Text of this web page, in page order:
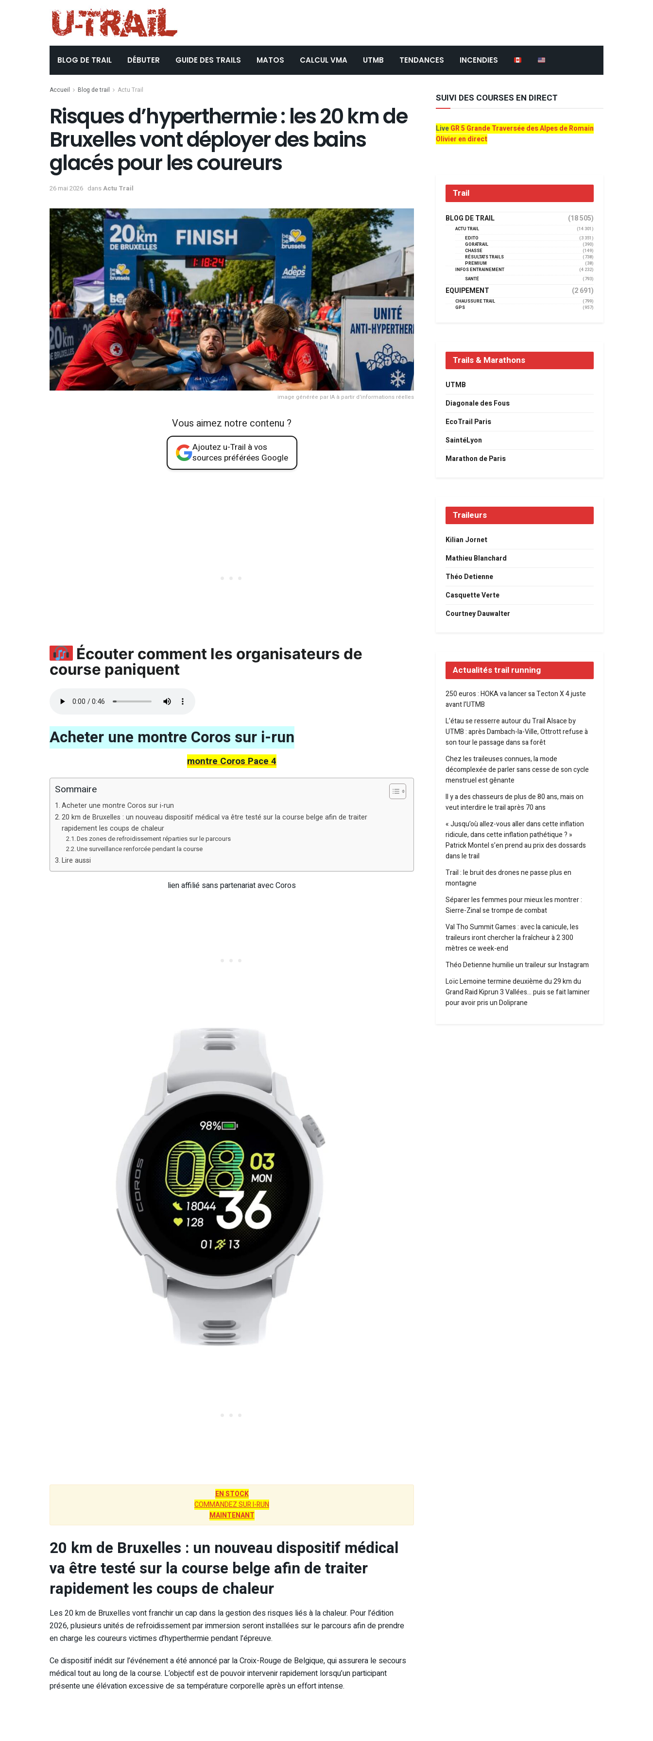
BLOG DE TRAIL DÉBUTER GUIDE DES TRAILS MATOS CALCUL VMA UTMB TENDANCES INCENDIES
Accueil Blog de trail Actu Trail
Risques d’hyperthermie : les 20 km de
Bruxelles vont déployer des bains
glacés pour les coureurs
26 mai 2026 dansActu Trail
image générée par IA à partir d'informations réelles
Vous aimez notre contenu ?
Ajoutez u-Trail à vos
sources préférées Google
Écouter comment les organisateurs de
course paniquent
Acheter une montre Coros sur i-run
montre Coros Pace 4
Sommaire
Acheter une montre Coros sur i-run
20 km de Bruxelles : un nouveau dispositif médical va être testé sur la course belge afin de traiter
rapidement les coups de chaleur
Des zones de refroidissement réparties sur le parcours
Une surveillance renforcée pendant la course
Lire aussi
lien affilié sans partenariat avec Coros
EN STOCK
COMMANDEZ SUR I-RUN
MAINTENANT
20 km de Bruxelles : un nouveau dispositif médical
va être testé sur la course belge afin de traiter
rapidement les coups de chaleur
Les 20 km de Bruxelles vont franchir un cap dans la gestion des risques liés à la chaleur. Pour l’édition
2026, plusieurs unités de refroidissement par immersion seront installées sur le parcours afin de prendre
en charge les coureurs victimes d’hyperthermie pendant l’épreuve.
Ce dispositif inédit sur l’événement a été annoncé par la Croix-Rouge de Belgique, qui assurera le secours
médical tout au long de la course. L’objectif est de pouvoir intervenir rapidement lorsqu’un participant
présente une élévation excessive de sa température corporelle après un effort intense.
SUIVI DES COURSES EN DIRECT
LiveGR 5 Grande Traversée des Alpes de Romain
Olivier en direct
Trail
BLOG DE TRAIL (18 505)
ACTU TRAIL
(14 301)
EDITO
(3 351)
GORATRAIL
(390)
CHASSE
(149)
RÉSULTATS TRAILS
(738)
PREMIUM
(38)
INFOS ENTRAINEMENT
(4 232)
SANTÉ
(793)
EQUIPEMENT (2 691)
CHAUSSURE TRAIL
(799)
GPS
(957)
Trails & Marathons
UTMB
Diagonale des Fous
EcoTrail Paris
SaintéLyon
Marathon de Paris
Traileurs
Kilian Jornet
Mathieu Blanchard
Théo Detienne
Casquette Verte
Courtney Dauwalter
Actualités trail running
250 euros : HOKA va lancer sa Tecton X 4 juste
avant l’UTMB
L’étau se resserre autour du Trail Alsace by
UTMB : après Dambach-la-Ville, Ottrott refuse à
son tour le passage dans sa forêt
Chez les traileuses connues, la mode
décomplexée de parler sans cesse de son cycle
menstruel est gênante
Il y a des chasseurs de plus de 80 ans, mais on
veut interdire le trail après 70 ans
« Jusqu’où allez-vous aller dans cette inflation
ridicule, dans cette inflation pathétique ? »
Patrick Montel s’en prend au prix des dossards
dans le trail
Trail : le bruit des drones ne passe plus en
montagne
Séparer les femmes pour mieux les montrer :
Sierre-Zinal se trompe de combat
Val Tho Summit Games : avec la canicule, les
traileurs iront chercher la fraîcheur à 2 300
mètres ce week-end
Théo Detienne humilie un traileur sur Instagram
Loïc Lemoine termine deuxième du 29 km du
Grand Raid Kiprun 3 Vallées… puis se fait laminer
pour avoir pris un Doliprane